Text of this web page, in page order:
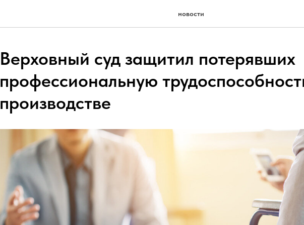
новости
Верховный суд защитил потерявших
профессиональную
производстве